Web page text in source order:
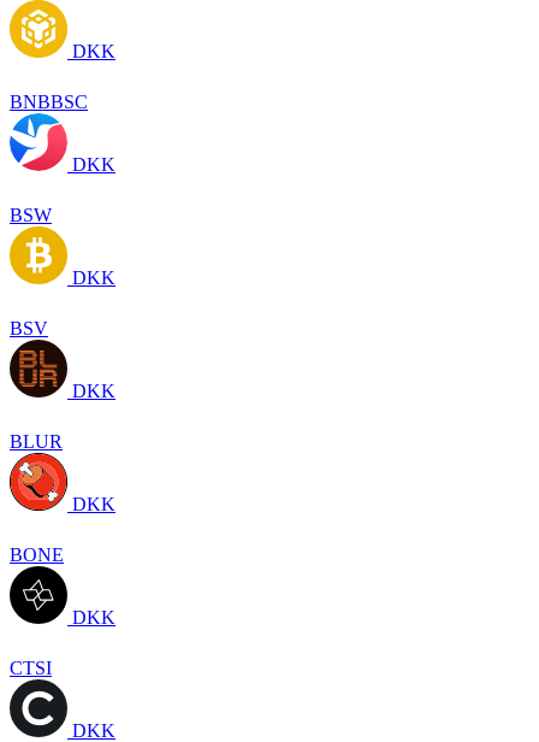
DKK
BNBBSC
DKK
BSW
DKK
BSV
DKK
BLUR
DKK
BONE
DKK
CTSI
DKK